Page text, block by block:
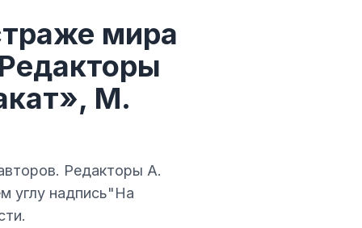
мира
М.
Редакторы А.
углу надпись"На